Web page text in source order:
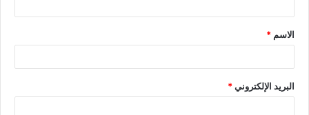
الاسم *
البريد الإلكتروني*